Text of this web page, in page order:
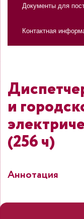
Документы для
Контактная
и
(256 ч)
Аннотация